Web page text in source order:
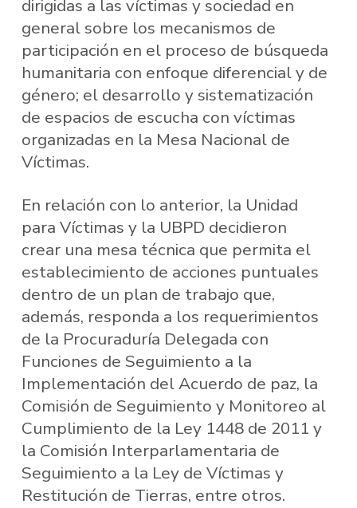
dirigidas a las víctimas y sociedad en
general sobre los mecanismos de
participación en el proceso de búsqueda
humanitaria con enfoque diferencial y de
género; el desarrollo y sistematización
de espacios de escucha con víctimas
organizadas en la Mesa Nacional de
Víctimas.
En relación con lo anterior, la Unidad
para Víctimas y la UBPD decidieron
crear una mesa técnica que permita el
establecimiento de acciones puntuales
dentro de un plan de trabajo que,
además, responda a los requerimientos
de la Procuraduría Delegada con
Funciones de Seguimiento a la
Implementación del Acuerdo de paz, la
Comisión de Seguimiento y Monitoreo al
Cumplimiento de la Ley 1448 de 2011 y
la Comisión Interparlamentaria de
Seguimiento a la Ley de Víctimas y
Restitución de Tierras, entre otros.